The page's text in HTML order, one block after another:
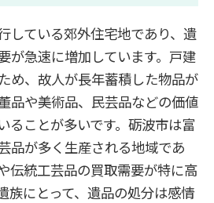
している郊外住宅地であり、遺
が急速に増加しています。戸建
め、故人が長年蓄積した物品が
品や美術品、民芸品などの価値
ることが多いです。砺波市は富
品が多く生産される地域であ
伝統工芸品の買取需要が特に高
族にとって、遺品の処分は感情